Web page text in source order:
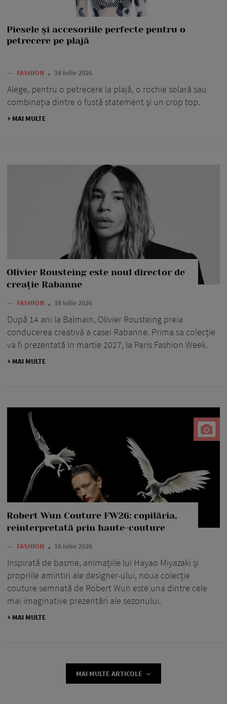
Piesele și accesoriile perfecte pentru o
petrecere pe plajă
— FASHION 18 iulie 2026
Alege, pentru o petrecere la plajă, o rochie solară sau
combinația dintre o fustă statement și un crop top.
+ MAI MULTE
Olivier Rousteing este noul director de
creație Rabanne
— FASHION 18 iulie 2026
După 14 ani la Balmain, Olivier Rousteing preia
conducerea creativă a casei Rabanne. Prima sa colecție
va fi prezentată în martie 2027, la Paris Fashion Week.
+ MAI MULTE
Robert Wun Couture FW26: copilăria,
reinterpretată prin haute-couture
— FASHION 18 iulie 2026
Inspirată de basme, animațiile lui Hayao Miyazaki și
propriile amintiri ale designer-ului, noua colecție
couture semnată de Robert Wun este una dintre cele
mai imaginative prezentări ale sezonului.
+ MAI MULTE
MAI MULTE ARTICOLE